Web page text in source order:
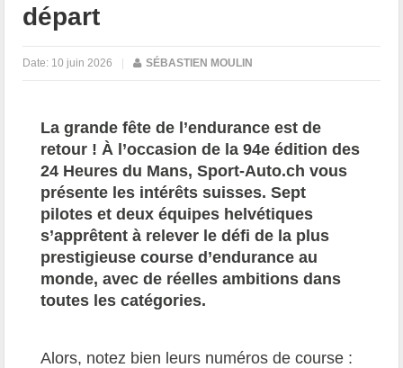
départ
Date: 10 juin 2026 | SÉBASTIEN MOULIN
La grande fête de l’endurance est de
retour ! À l’occasion de la 94e édition des
24 Heures du Mans, Sport-Auto.ch vous
présente les intérêts suisses. Sept
pilotes et deux équipes helvétiques
s’apprêtent à relever le défi de la plus
prestigieuse course d’endurance au
monde, avec de réelles ambitions dans
toutes les catégories.
Alors, notez bien leurs numéros de course :